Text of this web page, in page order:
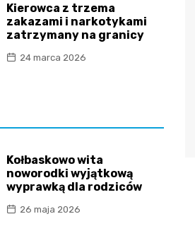
Kierowca z trzema
zakazami i narkotykami
zatrzymany na granicy
24 marca 2026
Kołbaskowo wita
noworodki wyjątkową
wyprawką dla rodziców
26 maja 2026